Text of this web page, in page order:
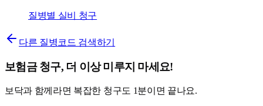
질병별 실비 청구
다른 질병코드 검색하기
보험금 청구, 더 이상 미루지 마세요!
보닥과 함께라면 복잡한 청구도 1분이면 끝나요.